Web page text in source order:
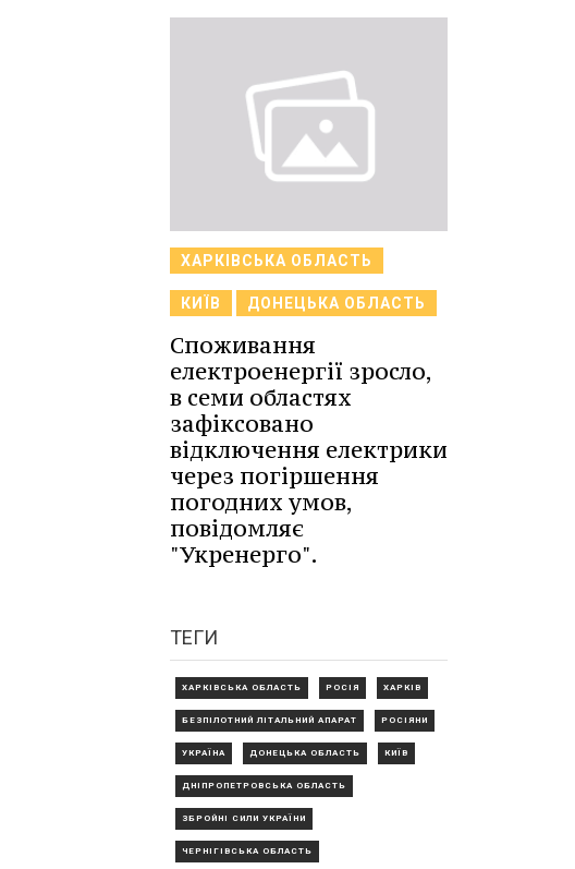
ХАРКІВСЬКА ОБЛАСТЬ
КИЇВ ДОНЕЦЬКА ОБЛАСТЬ
Споживання
електроенергії зросло,
в семи областях
зафіксовано
відключення електрики
через погіршення
погодних умов,
повідомляє
"Укренерго".
ТЕГИ
ХАРКІВСЬКА ОБЛАСТЬ РОСІЯ ХАРКІВ
БЕЗПІЛОТНИЙ ЛІТАЛЬНИЙ АПАРАТ РОСІЯНИ
УКРАЇНА ДОНЕЦЬКА ОБЛАСТЬ КИЇВ
ДНІПРОПЕТРОВСЬКА ОБЛАСТЬ
ЗБРОЙНІ СИЛИ УКРАЇНИ
ЧЕРНІГІВСЬКА ОБЛАСТЬ